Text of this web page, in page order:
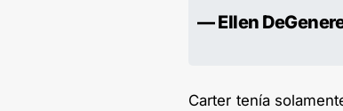
— Ellen
Carter tenía